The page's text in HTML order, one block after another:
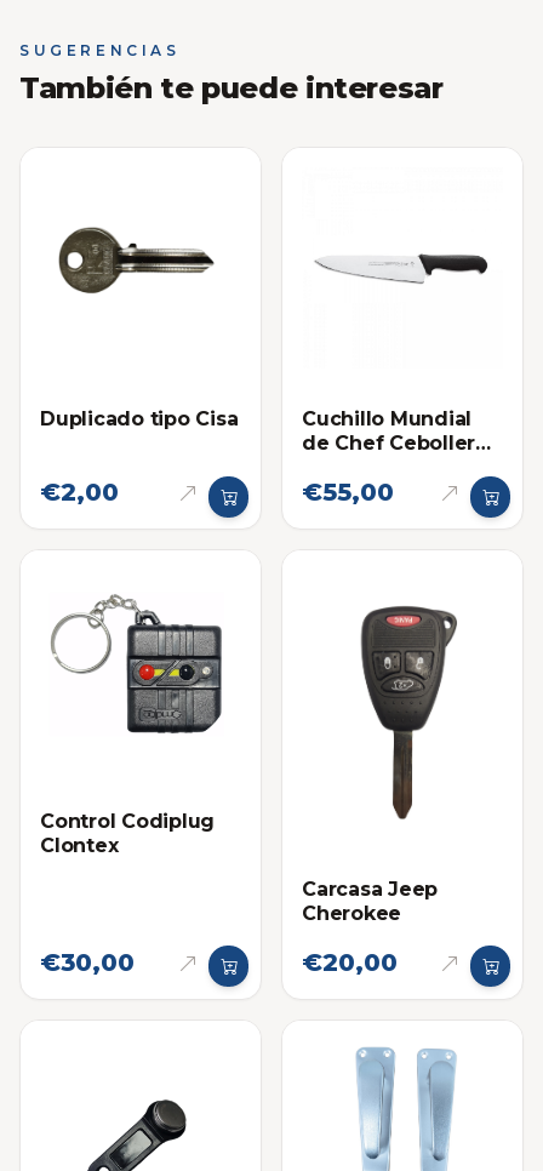
SUGERENCIAS
También te puede interesar
Duplicado tipo Cisa
€2,00
Cuchillo Mundial
de Chef Cebollero
€55,00
Control Codiplug
Clontex
€30,00
Carcasa Jeep
Cherokee
€20,00